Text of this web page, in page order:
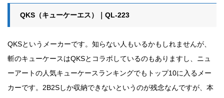
QKS（キューケーエス）｜QL-223
QKSというメーカーです。知らない人もいるかもしれませんが、
斬のキューケースはQKSとコラボしているのもありますし、ニュ
ーアートの人気キューケースランキングでもトップ10に入るメー
カーです。2B2Sしか収納できないというのが残念なんですが、本